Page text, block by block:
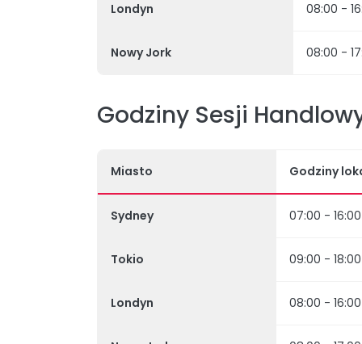
Londyn 08:00 -
Nowy Jork 08:00 -
Godziny Sesji
Miasto Godziny
Sydney 07:00 - 16:00
Tokio 09:00 - 18:00
Londyn 08:00 - 16:00